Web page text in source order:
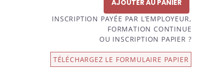
AJOUTER AU PANIER
INSCRIPTION PAYÉE PAR L’EMPLOYEUR,
FORMATION CONTINUE
OU INSCRIPTION PAPIER ?
TÉLÉCHARGEZ LE FORMULAIRE PAPIER